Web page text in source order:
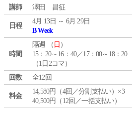
講師 澤田 昌征
日程
4月 13日 ～ 6月 29日
B Week
時間
隔週 （ 日 ）
15：20～16：40／17：00～18：20
（1日2コマ）
回数
全12回
料金
14,580円（4回／分割支払い）×3
40,500円（12回／一括支払い）